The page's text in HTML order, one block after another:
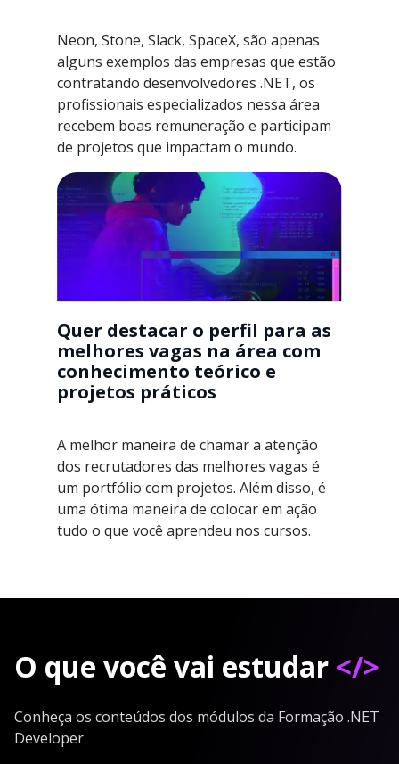
Neon, Stone, Slack, SpaceX, são apenas
alguns exemplos das empresas que estão
contratando desenvolvedores .NET, os
profissionais especializados nessa área
recebem boas remuneração e participam
de projetos que impactam o mundo.
Quer destacar o perfil para as
melhores vagas na área com
conhecimento teórico e
projetos práticos
A melhor maneira de chamar a atenção
dos recrutadores das melhores vagas é
um portfólio com projetos. Além disso, é
uma ótima maneira de colocar em ação
tudo o que você aprendeu nos cursos.
O que você vai estudar </>
Conheça os conteúdos dos módulos da Formação .NET
Developer